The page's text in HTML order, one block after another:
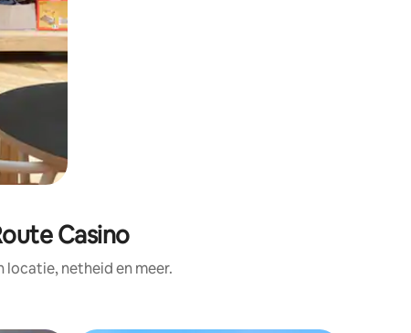
Casino
locatie, netheid en meer.